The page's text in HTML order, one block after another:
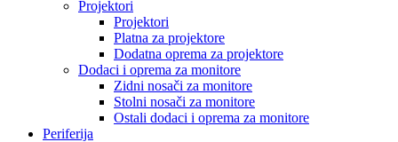
Projektori
Projektori
Platna za projektore
Dodatna oprema za projektore
Dodaci i oprema za monitore
Zidni nosači za monitore
Stolni nosači za monitore
Ostali dodaci i oprema za monitore
Periferija